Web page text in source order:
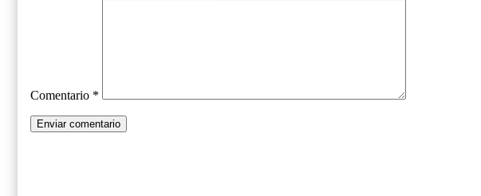
Comentario *